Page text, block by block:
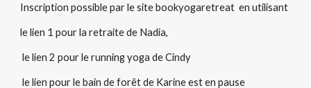
Inscription possible par le site bookyogaretreat en utilisant
le lien 1 pour la retraite de Nadia,
le lien 2 pour le running yoga de Cindy
le lien pour le bain de forêt de Karine est en pause